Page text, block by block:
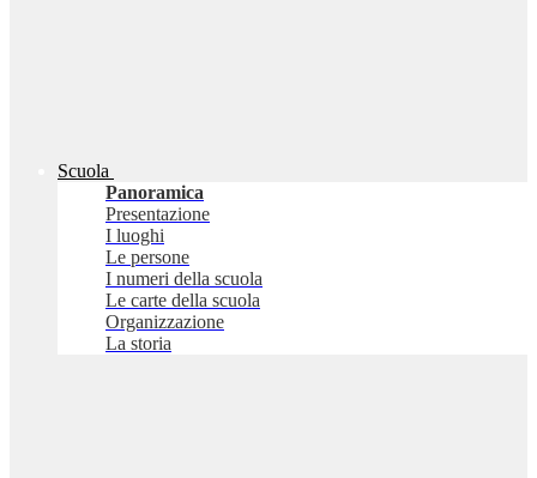
Scuola
Panoramica
Presentazione
I luoghi
Le persone
I numeri della scuola
Le carte della scuola
Organizzazione
La storia